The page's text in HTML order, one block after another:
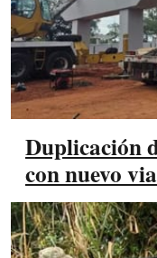
Duplicación
con nuevo